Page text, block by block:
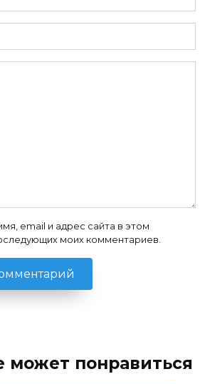
email и адрес сайта в этом
моих комментариев.
может понравиться